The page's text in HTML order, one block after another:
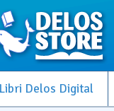
Libri Delos Digital